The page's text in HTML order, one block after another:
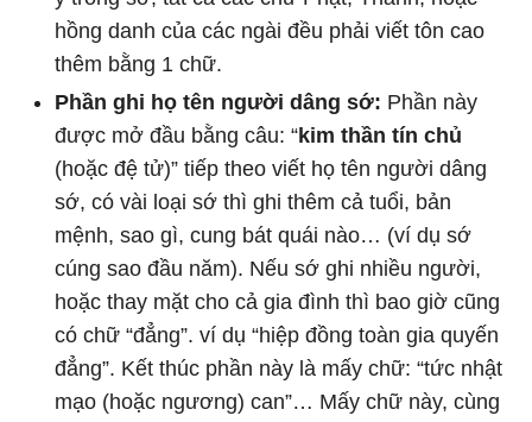
hồng danh của các ngài đều phải viết tôn cao
thêm bằng 1 chữ.
Phần ghi họ tên người dâng sớ: Phần này
được mở đầu bằng câu: “kim thần tín chủ
(hoặc đệ tử)” tiếp theo viết họ tên người dâng
sớ, có vài loại sớ thì ghi thêm cả tuổi, bản
mệnh, sao gì, cung bát quái nào… (ví dụ sớ
cúng sao đầu năm). Nếu sớ ghi nhiều người,
hoặc thay mặt cho cả gia đình thì bao giờ cũng
có chữ “đẳng”. ví dụ “hiệp đồng toàn gia quyến
đẳng”. Kết thúc phần này là mấy chữ: “tức nhật
mạo (hoặc ngương) can”… Mấy chữ này, cùng